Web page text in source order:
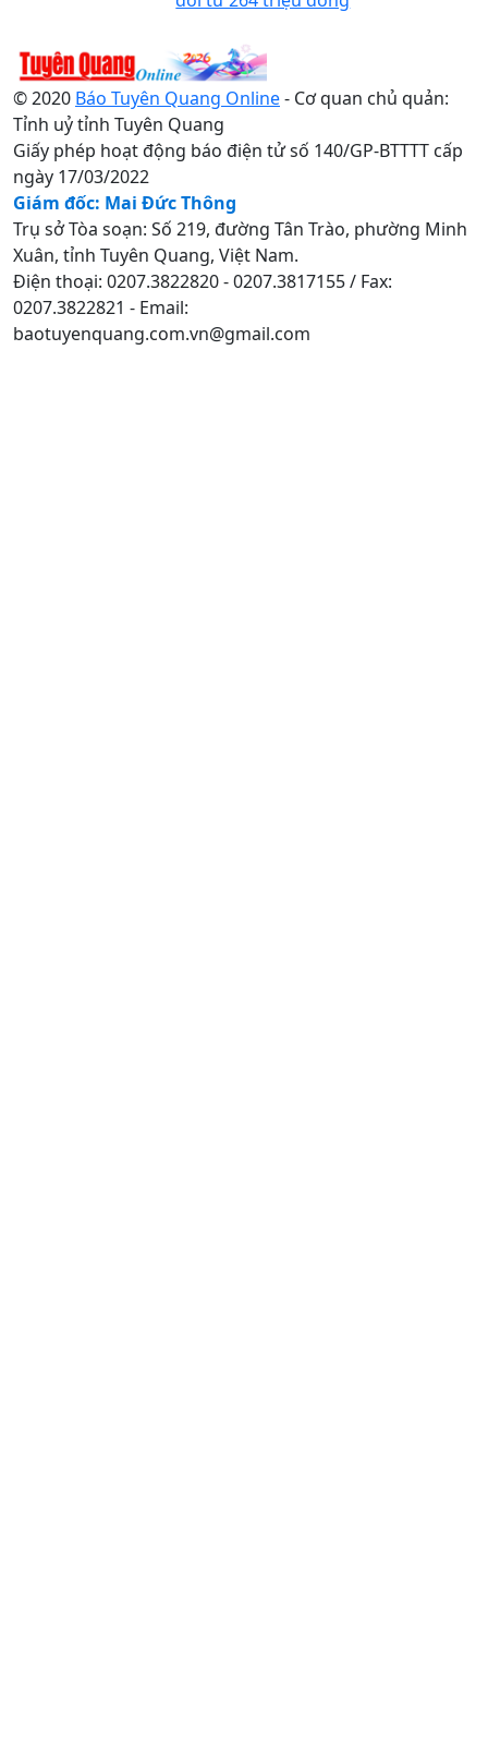
© 2020 Báo Tuyên Quang Online- Cơ quan chủ quản:
Tỉnh uỷ tỉnh Tuyên Quang
Giấy phép hoạt động báo điện tử số 140/GP-BTTTT cấp
ngày 17/03/2022
Giám đốc: Mai Đức Thông
Trụ sở Tòa soạn: Số 219, đường Tân Trào, phường Minh
Xuân, tỉnh Tuyên Quang, Việt Nam.
Điện thoại: 0207.3822820 - 0207.3817155 / Fax:
0207.3822821 - Email:
baotuyenquang.com.vn@gmail.com